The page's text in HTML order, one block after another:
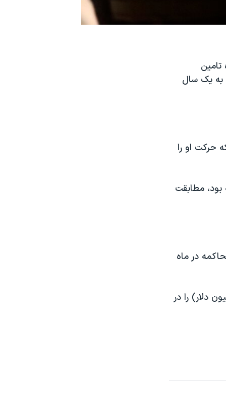
۲۰۱۲ مجرم شناخته و به یک سال
حرکت او را
مطابقت
محاکمه در ماه
حداکثر مبلغ قانونی ۲۲.۵ میلیون یورو (۲۷.۵ میلیون دلار) را در